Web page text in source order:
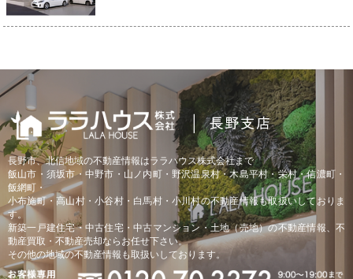
長野市、北信地域の不動産情報はララハウス株式会社まで
飯山市・須坂市・中野市・山ノ内町・野沢温泉村・木島平村・栄村・信濃町・
飯網町・
小布施町・高山村・小谷村・白馬村・小川村の不動産情報も取扱いしておりま
す。
新築一戸建住宅・中古住宅・中古マンション・土地（売地）の不動産情報、不
動産買取・不動産売却ならお任せ下さい。
その他の地域の不動産情報も取扱いしております。